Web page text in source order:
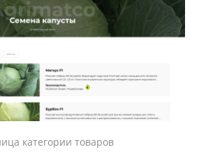
категории товаров